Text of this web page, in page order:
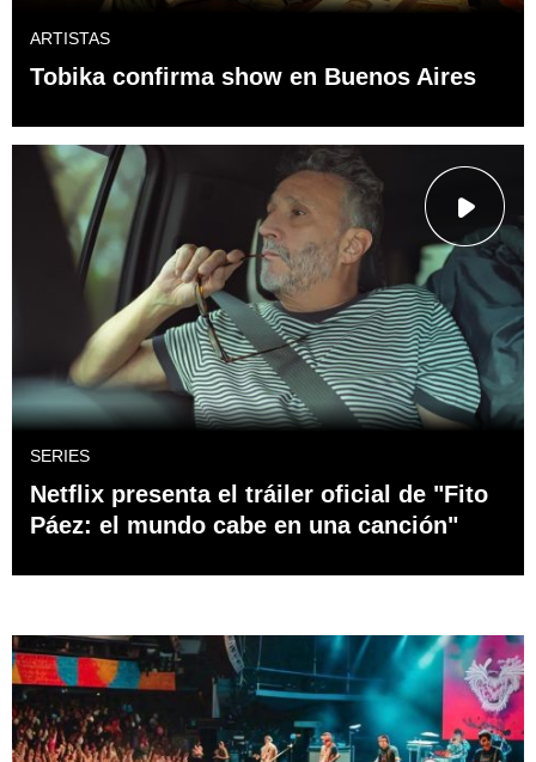
ARTISTAS
Tobika confirma show en Buenos Aires
SERIES
Netflix presenta el tráiler oficial de "Fito
Páez: el mundo cabe en una canción"